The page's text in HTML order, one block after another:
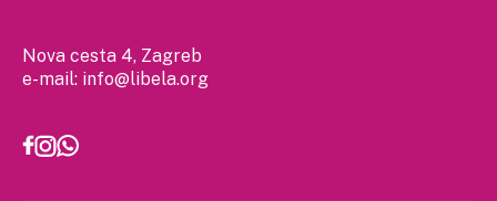
Nova cesta 4, Zagreb
e-mail: info@libela.org